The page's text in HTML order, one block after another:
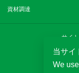
当サイ
We
資材調達
サイ